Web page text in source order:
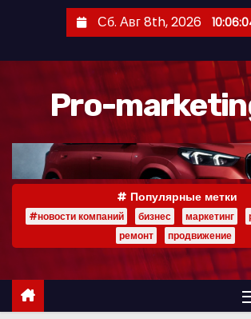
р
Сб. Авг 8th, 2026
Pro-
Популярные метки
#новости компаний бизнес маркетинг
ремонт
продвижение